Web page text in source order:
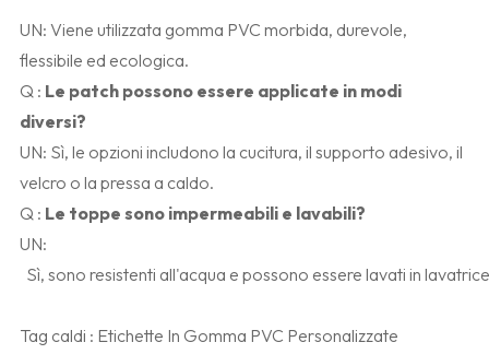
UN: Viene utilizzata gomma PVC morbida, durevole,
flessibile ed ecologica.
Q : Le patch possono essere applicate in modi
diversi?
UN: Sì, le opzioni includono la cucitura, il supporto adesivo, il
velcro o la pressa a caldo.
Q : Le toppe sono impermeabili e lavabili?
UN:
Sì, sono resistenti all'acqua e possono essere lavati in
Tag caldi : Etichette In Gomma PVC Personalizzate